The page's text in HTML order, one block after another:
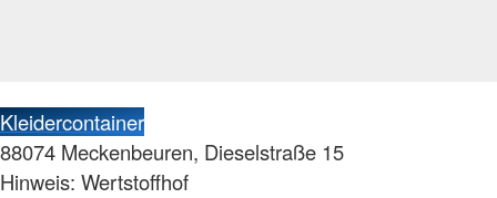
Kleidercontainer
88074 Meckenbeuren, Dieselstraße 15
Hinweis: Wertstoffhof